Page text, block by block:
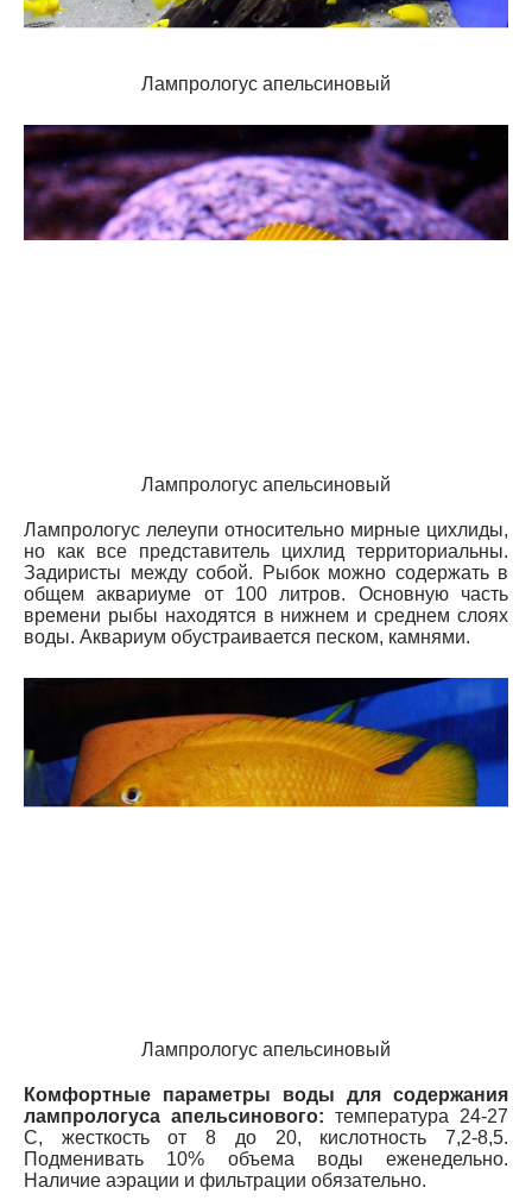
Лампрологус апельсиновый
Лампрологус апельсиновый
Лампрологус лелеупи относительно мирные цихлиды,
но как все представитель цихлид территориальны.
Задиристы между собой. Рыбок можно содержать в
общем аквариуме от 100 литров. Основную часть
времени рыбы находятся в нижнем и среднем слоях
воды. Аквариум обустраивается песком, камнями.
Лампрологус апельсиновый
Комфортные параметры воды для содержания
лампрологуса апельсинового: температура 24-27
С, жесткость от 8 до 20, кислотность 7,2-8,5.
Подменивать 10% объема воды еженедельно.
Наличие аэрации и фильтрации обязательно.